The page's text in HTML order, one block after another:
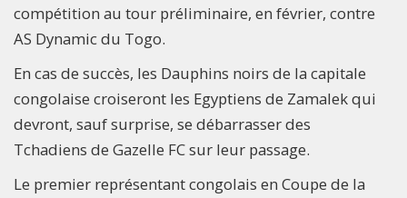
compétition au tour préliminaire, en février, contre
AS Dynamic du Togo.
En cas de succès, les Dauphins noirs de la capitale
congolaise croiseront les Egyptiens de Zamalek qui
devront, sauf surprise, se débarrasser des
Tchadiens de Gazelle FC sur leur passage.
Le premier représentant congolais en Coupe de la